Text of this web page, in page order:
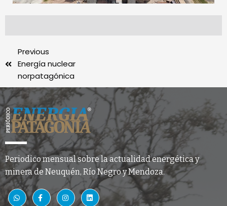
Previous
Energía nuclear
norpatagónica
Periodico mensual sobre la actualidad energética y
minera de Neuquén, Río Negro y Mendoza.